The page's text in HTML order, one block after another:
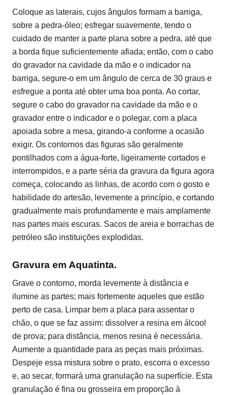
Coloque as laterais, cujos ângulos formam a barriga,
sobre a pedra-óleo; esfregar suavemente, tendo o
cuidado de manter a parte plana sobre a pedra, até que
a borda fique suficientemente afiada; então, com o cabo
do gravador na cavidade da mão e o indicador na
barriga, segure-o em um ângulo de cerca de 30 graus e
esfregue a ponta até obter uma boa ponta. Ao cortar,
segure o cabo do gravador na cavidade da mão e o
gravador entre o indicador e o polegar, com a placa
apoiada sobre a mesa, girando-a conforme a ocasião
exigir. Os contornos das figuras são geralmente
pontilhados com a água-forte, ligeiramente cortados e
interrompidos, e a parte séria da gravura da figura agora
começa, colocando as linhas, de acordo com o gosto e
habilidade do artesão, levemente a princípio, e cortando
gradualmente mais profundamente e mais amplamente
nas partes mais escuras. Sacos de areia e borrachas de
petróleo são instituições explodidas.
Gravura em Aquatinta.
Grave o contorno, morda levemente à distância e
ilumine as partes; mais fortemente aqueles que estão
perto de casa. Limpar bem a placa para assentar o
chão, o que se faz assim: dissolver a resina em álcool
de prova; para distância, menos resina é necessária.
Aumente a quantidade para as peças mais próximas.
Despeje essa mistura sobre o prato, escorra o excesso
e, ao secar, formará uma granulação na superfície. Esta
granulação é fina ou grosseira em proporção à